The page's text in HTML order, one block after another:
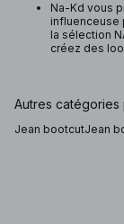
Na-Kd vous
influenceuse
la sélection
créez des
Autres catégories
Jean bootcutJean